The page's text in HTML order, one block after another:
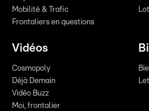
Mobilité & Trafic
Frontaliers en questions
Vidéos
Cosmopoly
Déjà Demain
Vidéo Buzz
Moi, frontalier